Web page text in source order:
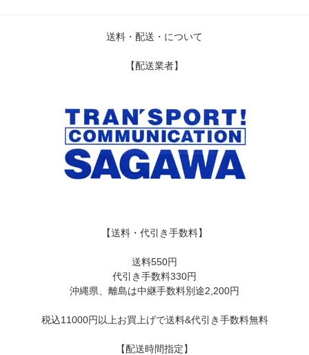
送料・配送・について
【配送業者】
【送料・代引き手数料】
送料550円
代引き手数料330円
沖縄県、離島は中継手数料別途2,200円
税込11000円以上お買上げで送料&代引き手数料無料
【配送時間指定】